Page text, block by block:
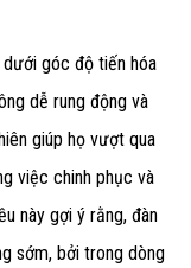
góc độ tiến hóa
dễ rung động và
giúp họ vượt qua
việc chinh phục và
này gợi ý rằng, đàn
sớm, bởi trong dòng